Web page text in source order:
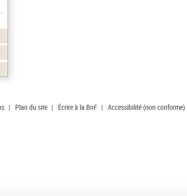
| Plan du site | Écrire à la BnF | Accessibilité (non conforme)